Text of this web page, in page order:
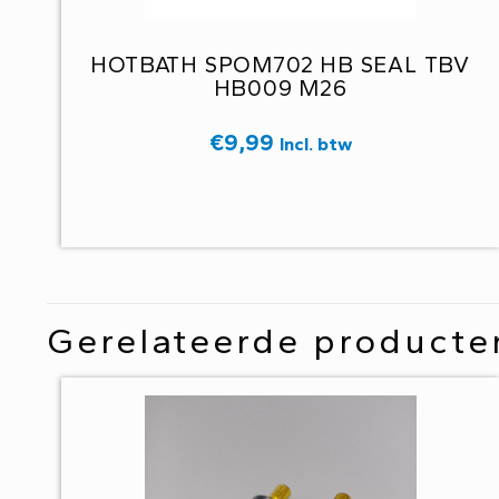
HOTBATH SPOM702 HB SEAL TBV
HB009 M26
€9,99 Incl. btw
Gerelateerde